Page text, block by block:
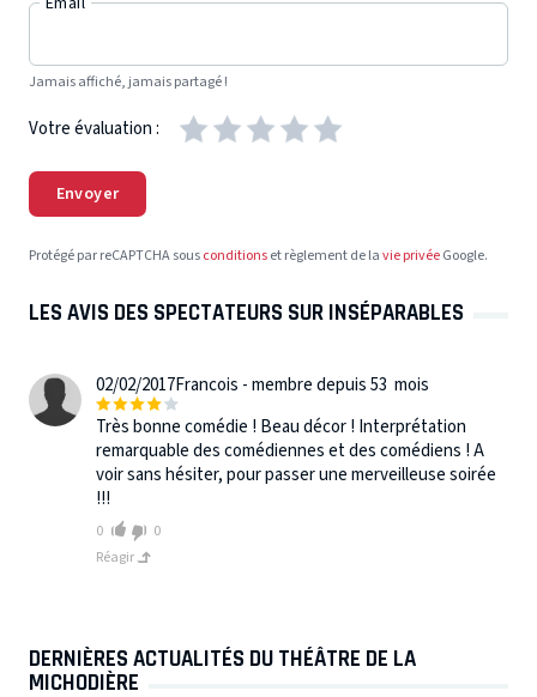
Jamais affiché, jamais partagé !
Votre évaluation :
Envoyer
Protégé par reCAPTCHA sousconditionset règlement de lavie privéeGoogle.
LES AVIS DES SPECTATEURS SUR INSÉPARABLES
02/02/2017Francois - membre depuis 53 mois
Très bonne comédie ! Beau décor ! Interprétation
remarquable des comédiennes et des comédiens ! A
voir sans hésiter, pour passer une merveilleuse soirée
!!!
0
0
Réagir
DERNIÈRES ACTUALITÉS DU THÉÂTRE DE LA
MICHODIÈRE